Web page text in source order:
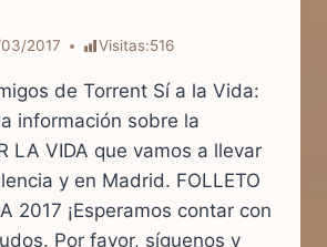
2017 Visitas:516
de Torrent Sí a la Vida:
información sobre la
LA VIDA que vamos a llevar
y en Madrid. FOLLETO
2017 ¡Esperamos contar con
Por favor, síguenos y